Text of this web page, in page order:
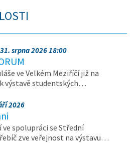
srpna 2026 18:00
ve Velkém Meziříčí již na
výstavě studentských…
2026
ve spolupráci se Střední
zve veřejnost na výstavu…